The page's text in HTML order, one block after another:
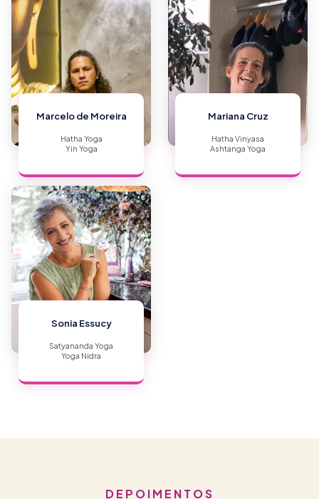
Marcelo de Moreira
Hatha Yoga
Yin Yoga
Mariana Cruz
Hatha Vinyasa
Ashtanga Yoga
Sonia Essucy
Satyananda Yoga
Yoga Nidra
DEPOIMENTOS